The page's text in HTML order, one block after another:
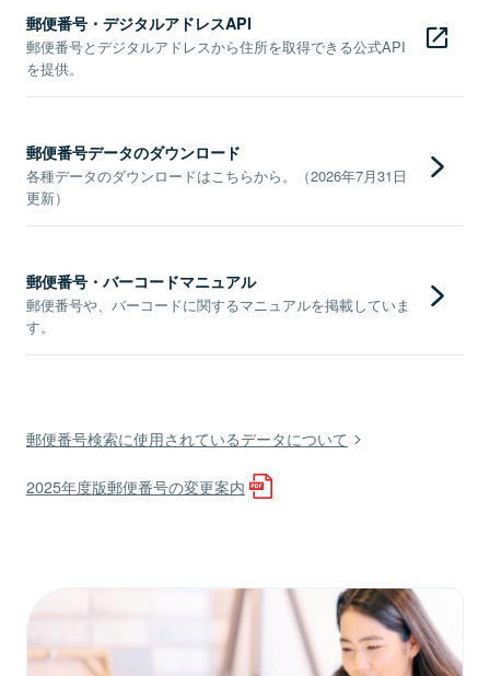
郵便番号・デジタルアドレスAPI
郵便番号とデジタルアドレスから住所を取得できる公式API
を提供。
郵便番号データのダウンロード
各種データのダウンロードはこちらから。（2026年7月31日
更新）
郵便番号・バーコードマニュアル
郵便番号や、バーコードに関するマニュアルを掲載していま
す。
郵便番号検索に使用されているデータについて
2025年度版郵便番号の変更案内